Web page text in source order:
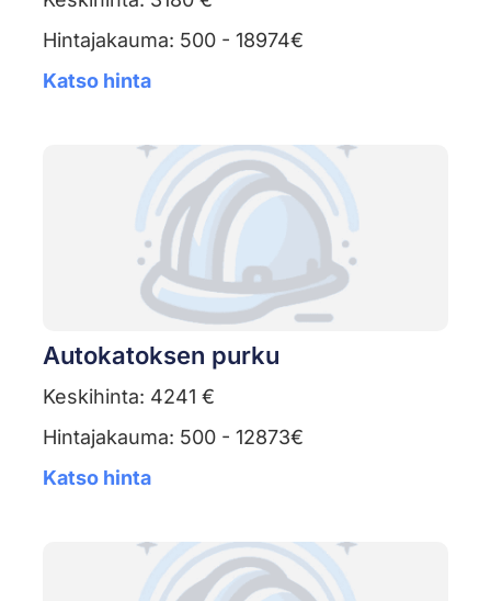
Hintajakauma: 500 - 18974€
Katso hinta
Autokatoksen purku
Keskihinta: 4241 €
Hintajakauma: 500 - 12873€
Katso hinta